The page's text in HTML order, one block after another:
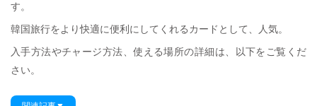
す。
韓国旅行をより快適に便利にしてくれるカードとして、人気。
入手方法やチャージ方法、使える場所の詳細は、以下をご覧くだ
さい。